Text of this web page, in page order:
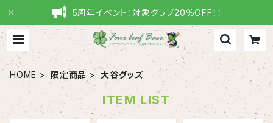
5周年イベント！対象グラブ20％OFF！！
HOME 限定商品 大谷グッズ
ITEM LIST